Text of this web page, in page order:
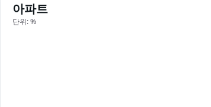
아파트
단위: %